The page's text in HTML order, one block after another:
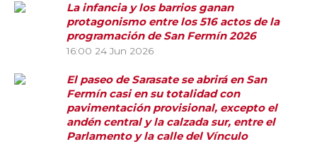
La infancia y los barrios ganan
protagonismo entre los 516 actos de la
programación de San Fermín 2026
16:00 24 Jun 2026
El paseo de Sarasate se abrirá en San
Fermín casi en su totalidad con
pavimentación provisional, excepto el
andén central y la calzada sur, entre el
Parlamento y la calle del Vínculo